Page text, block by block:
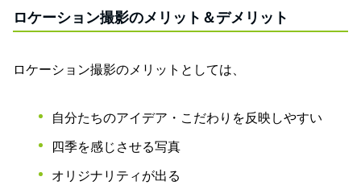
ロケーション撮影のメリット＆デメリット
ロケーション撮影のメリットとしては、
自分たちのアイデア・こだわりを反映しやすい
四季を感じさせる写真
オリジナリティが出る